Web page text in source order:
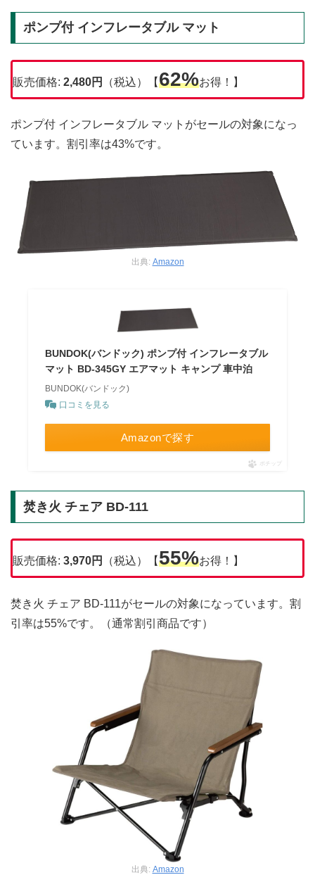
ポンプ付 インフレータブル マット
販売価格: 2,480円 （税込）【62%お得！】
ポンプ付 インフレータブル マットがセールの対象になっ
ています。割引率は43%です。
出典: Amazon
BUNDOK(バンドック) ポンプ付 インフレータブル
マット BD-345GY エアマット キャンプ 車中泊
BUNDOK(バンドック)
口コミを見る
Amazonで探す
ポチップ
焚き火 チェア BD-111
販売価格: 3,970円 （税込）【55%お得！】
焚き火 チェア BD-111がセールの対象になっています。割
引率は55%です。（通常割引商品です）
出典: Amazon